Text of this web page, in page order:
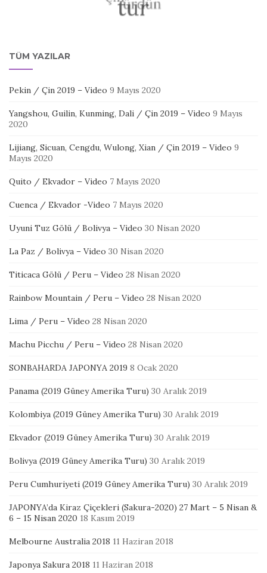
TÜM YAZILAR
Pekin / Çin 2019 – Video 9 Mayıs 2020
Yangshou, Guilin, Kunming, Dali / Çin 2019 – Video 9 Mayıs
2020
Lijiang, Sicuan, Cengdu, Wulong, Xian / Çin 2019 – Video 9
Mayıs 2020
Quito / Ekvador – Video 7 Mayıs 2020
Cuenca / Ekvador -Video 7 Mayıs 2020
Uyuni Tuz Gölü / Bolivya – Video 30 Nisan 2020
La Paz / Bolivya – Video 30 Nisan 2020
Titicaca Gölü / Peru – Video 28 Nisan 2020
Rainbow Mountain / Peru – Video 28 Nisan 2020
Lima / Peru – Video 28 Nisan 2020
Machu Picchu / Peru – Video 28 Nisan 2020
SONBAHARDA JAPONYA 2019 8 Ocak 2020
Panama (2019 Güney Amerika Turu) 30 Aralık 2019
Kolombiya (2019 Güney Amerika Turu) 30 Aralık 2019
Ekvador (2019 Güney Amerika Turu) 30 Aralık 2019
Bolivya (2019 Güney Amerika Turu) 30 Aralık 2019
Peru Cumhuriyeti (2019 Güney Amerika Turu) 30 Aralık 2019
JAPONYA’da Kiraz Çiçekleri (Sakura-2020) 27 Mart – 5 Nisan &
6 – 15 Nisan 2020 18 Kasım 2019
Melbourne Australia 2018 11 Haziran 2018
Japonya Sakura 2018 11 Haziran 2018